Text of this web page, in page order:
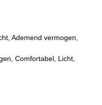
Ademend vermogen,
Comfortabel, Licht,